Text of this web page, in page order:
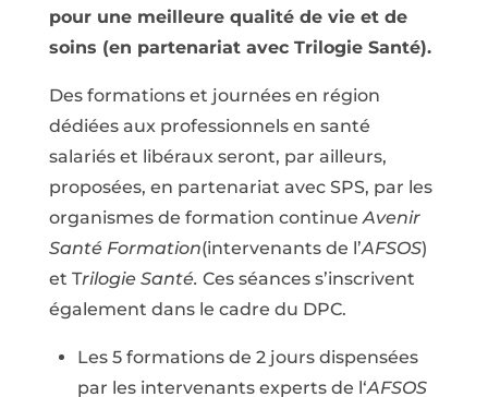
pour une meilleure qualité de vie et de
soins (en partenariat avec Trilogie Santé).
Des formations et journées en région
dédiées aux professionnels en santé
salariés et libéraux seront, par ailleurs,
proposées, en partenariat avec SPS, par les
organismes de formation continueAvenir
Santé Formation(intervenants de l’AFSOS)
et Trilogie Santé. Ces séances s’inscrivent
également dans le cadre du DPC.
Les 5 formations de 2 jours dispensées
par les intervenants experts de l‘AFSOS